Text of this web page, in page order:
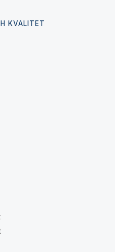
KVALITET